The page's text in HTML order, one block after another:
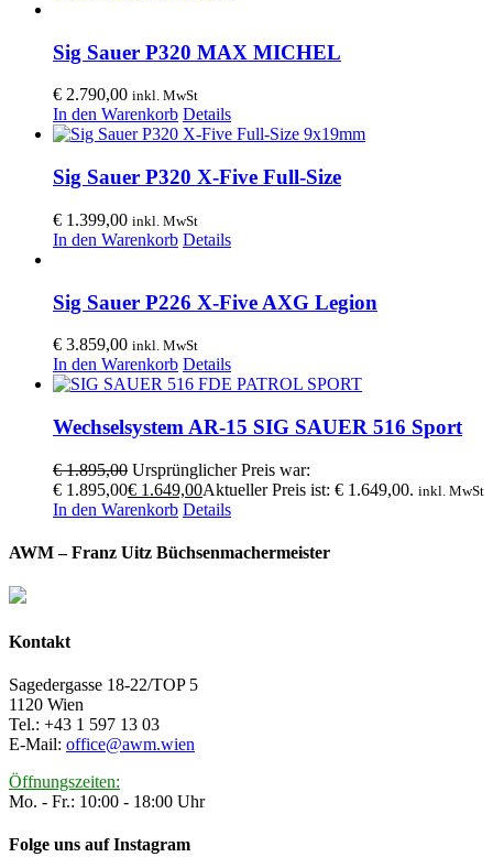
Sig Sauer P320 MAX MICHEL
€ 2.790,00 inkl. MwSt
In den Warenkorb Details
Sig Sauer P320 X-Five Full-Size
€ 1.399,00 inkl. MwSt
In den Warenkorb Details
Sig Sauer P226 X-Five AXG Legion
€ 3.859,00 inkl. MwSt
In den Warenkorb Details
Wechselsystem AR-15 SIG SAUER 516 Sport
€1.895,00 Ursprünglicher Preis war:
€ 1.895,00€ 1.649,00Aktueller Preis ist: € 1.649,00. inkl. MwSt
In den Warenkorb Details
AWM – Franz Uitz Büchsenmachermeister
Kontakt
Sagedergasse 18-22/TOP 5
1120 Wien
Tel.: +43 1 597 13 03
E-Mail: office@awm.wien
Öffnungszeiten:
Mo. - Fr.: 10:00 - 18:00 Uhr
Folge uns auf Instagram